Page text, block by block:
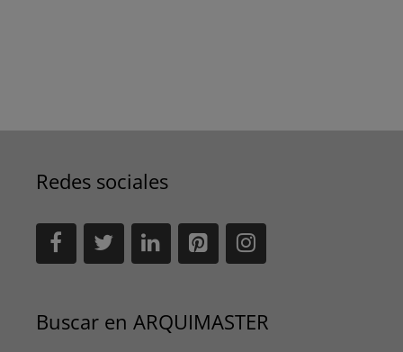
Redes sociales
Buscar en ARQUIMASTER